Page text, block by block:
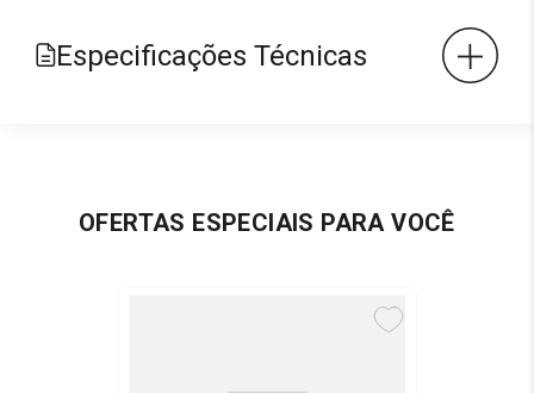
Especificações Técnicas
OFERTAS ESPECIAIS PARA VOCÊ